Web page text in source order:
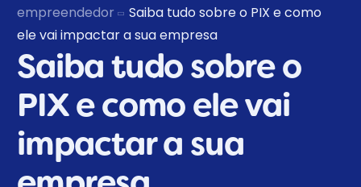
empreendedor
Saiba tudo sobre o PIX e como
ele vai impactar a sua empresa
Saiba tudo sobre o
PIX e como ele vai
impactar a sua